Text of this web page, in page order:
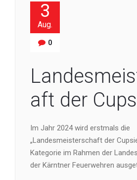
3
Aug.
0
aft der
Im Jahr 2024 wird erstmals die
„Landesmeisterschaft der
Kategorie im Rahmen der
der Kärntner Feuerwehren